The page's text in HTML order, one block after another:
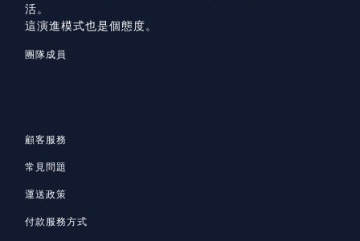
活。
這演進模式也是個態度。
團隊成員
顧客服務
常見問題
運送政策
付款服務方式